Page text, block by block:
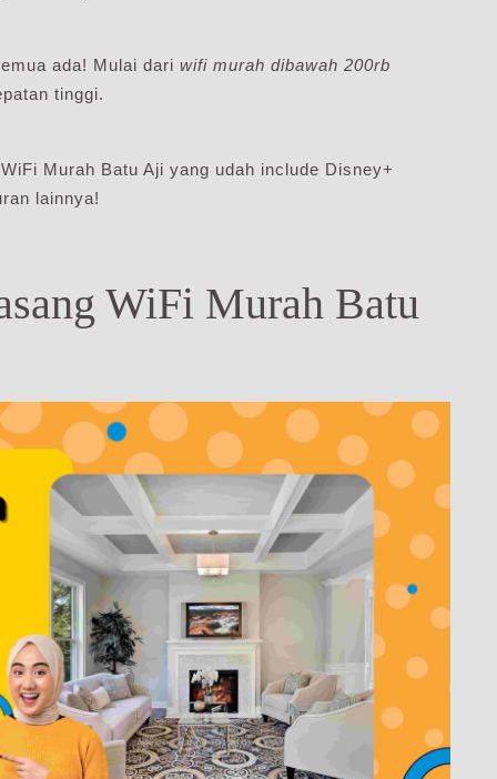
ada! Mulai dari wifi murah dibawah 200rb
tinggi.
Murah Batu Aji yang udah include Disney+
lainnya!
WiFi Murah Batu